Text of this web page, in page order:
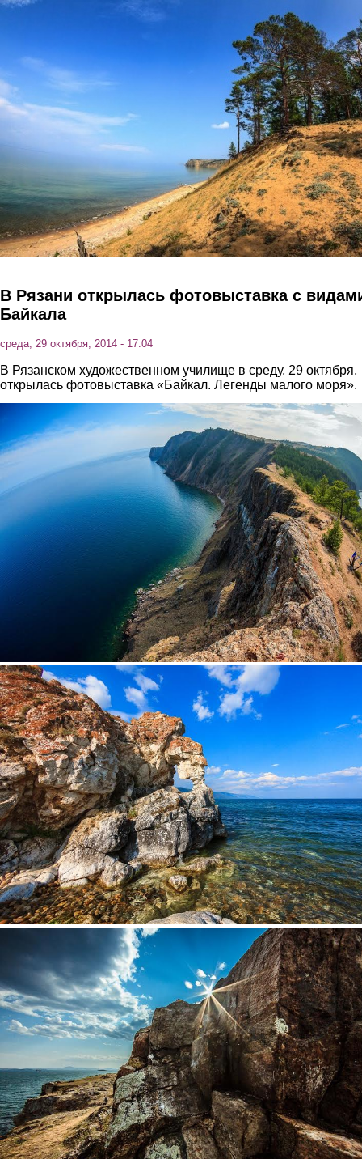
Перейти к основному содержанию
В Рязани открылась фотовыставка с
Байкала
среда, 29 октября, 2014 - 17:04
В Рязанском художественном училище в среду, 29 октября,
открылась фотовыставка «Байкал. Легенды малого моря».
2.jpg
3.jpg